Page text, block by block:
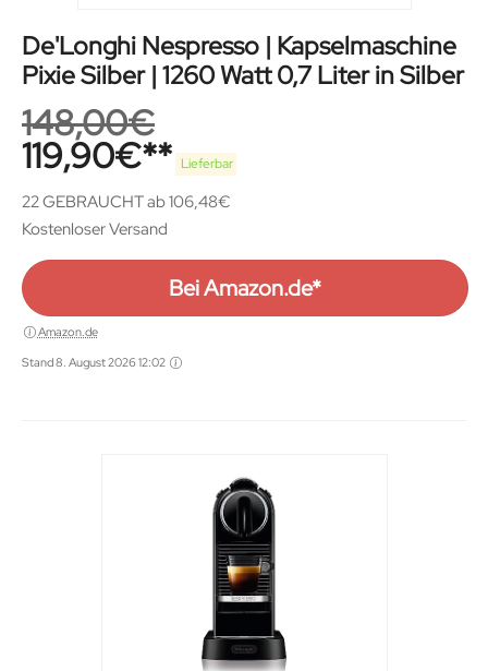
De'Longhi Nespresso | Kapselmaschine
Pixie Silber | 1260 Watt 0,7 Liter in Silber
148,00€
119,90€ Lieferbar
22 GEBRAUCHT ab 106,48€
Kostenloser Versand
Bei Amazon.de*
Amazon.de
Stand 8. August 2026 12:02